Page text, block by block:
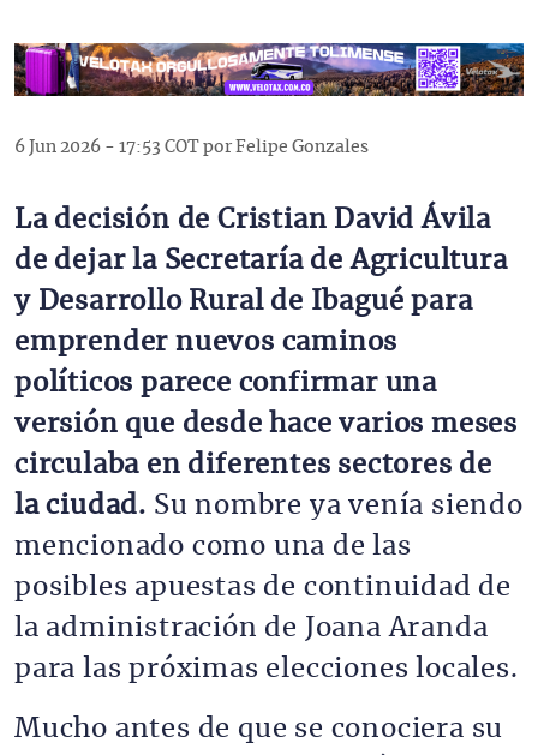
6 Jun 2026 - 17:53 COT por Felipe Gonzales
La decisión de Cristian David Ávila
de dejar la Secretaría de Agricultura
y Desarrollo Rural de Ibagué para
emprender nuevos caminos
políticos parece confirmar una
versión que desde hace varios meses
circulaba en diferentes sectores de
la ciudad. Su nombre ya venía siendo
mencionado como una de las
posibles apuestas de continuidad de
la administración de Joana Aranda
para las próximas elecciones locales.
Mucho antes de que se conociera su